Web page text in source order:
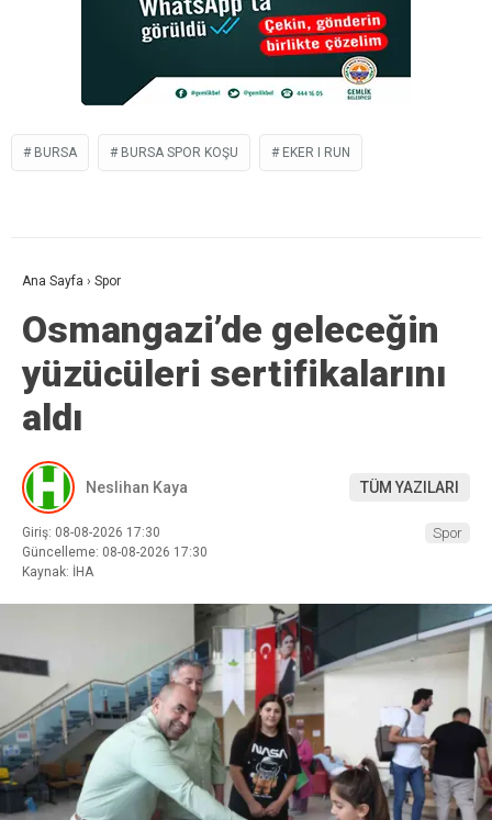
BURSA BURSA SPOR KOŞU EKER I RUN
Ana Sayfa › Spor
Osmangazi’de geleceğin
yüzücüleri sertifikalarını
aldı
Neslihan Kaya TÜM YAZILARI
Giriş: 08-08-2026 17:30
Güncelleme: 08-08-2026 17:30
Kaynak: İHA
Spor